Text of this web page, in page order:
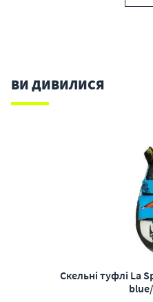
ВИ ДИВИЛИСЯ
Скельні туфлі La